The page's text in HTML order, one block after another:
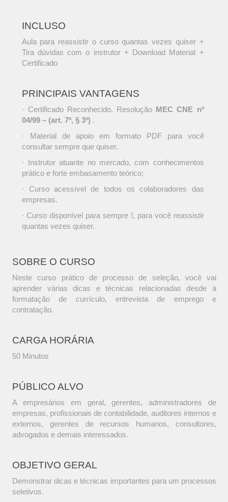
INCLUSO
Aula para reassistir o curso quantas vezes quiser +
Tira dúvidas com o instrutor + Download Material +
Certificado
PRINCIPAIS VANTAGENS
· Certificado Reconhecido. Resolução MEC CNE nº
04/99 – (art. 7º, § 3º) .
· Material de apoio em formato PDF para você
consultar sempre que quiser.
· Instrutor atuante no mercado, com conhecimentos
prático e forte embasamento teórico;
· Curso acessível de todos os colaboradores das
empresas.
· Curso disponível para sempre !, para você reassistir
quantas vezes quiser.
SOBRE O CURSO
Neste curso prático de processo de seleção, você vai
aprender várias dicas e técnicas relacionadas desde à
formatação de currículo, entrevista de emprego e
contratação.
CARGA HORÁRIA
50 Minutos
PÚBLICO ALVO
A empresários em geral, gerentes, administradores de
empresas, profissionais de contabilidade, auditores internos e
externos, gerentes de recursos humanos, consultores,
advogados e demais interessados.
OBJETIVO GERAL
Demonstrar dicas e técnicas importantes para um processos
seletivos.